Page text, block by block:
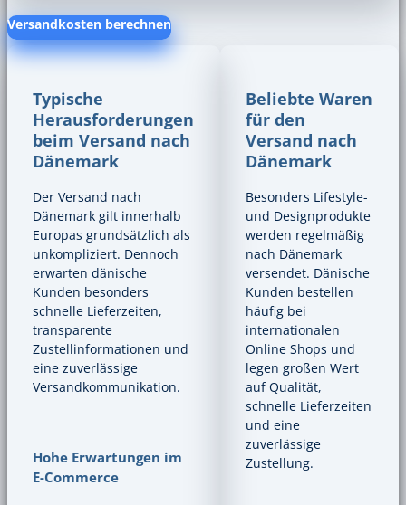
Versandkosten berechnen
Typische
Herausforderungen
beim Versand nach
Dänemark
Der Versand nach
Dänemark gilt innerhalb
Europas grundsätzlich als
unkompliziert. Dennoch
erwarten dänische
Kunden besonders
schnelle Lieferzeiten,
transparente
Zustellinformationen und
eine zuverlässige
Versandkommunikation.
Hohe Erwartungen im
E-Commerce
Beliebte Waren
für den
Versand nach
Dänemark
Besonders Lifestyle-
und Designprodukte
werden regelmäßig
nach Dänemark
versendet. Dänische
Kunden bestellen
häufig bei
internationalen
Online Shops und
legen großen Wert
auf Qualität,
schnelle Lieferzeiten
und eine
zuverlässige
Zustellung.